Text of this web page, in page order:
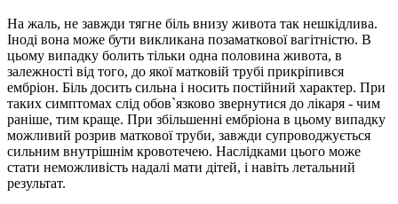
На жаль, не завжди тягне біль внизу живота так нешкідлива.
Іноді вона може бути викликана позаматкової вагітністю. В
цьому випадку болить тільки одна половина живота, в
залежності від того, до якої матковій трубі прикріпився
ембріон. Біль досить сильна і носить постійний характер. При
таких симптомах слід обов`язково звернутися до лікаря - чим
раніше, тим краще. При збільшенні ембріона в цьому випадку
можливий розрив маткової труби, завжди супроводжується
сильним внутрішнім кровотечею. Наслідками цього може
стати неможливість надалі мати дітей, і навіть летальний
результат.